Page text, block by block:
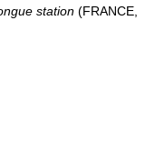
station (FRANCE,